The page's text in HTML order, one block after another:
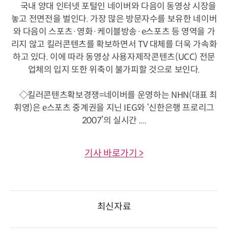
국내 양대 인터넷 포털인 네이버와 다음이 동영상 시장을
놓고 전면전을 벌인다. 가장 많은 방문자수를 보유한 네이버
와 다음이 스포츠·영화·케이블방송·e스포츠 등 영역을 가
리지 않고 킬러콘텐츠를 확보하면서 TV 대체를 더욱 가속화
하고 있다. 이에 따라 동영상 사용자제작콘텐츠(UCC) 전문
업체의 입지 또한 위축이 불가피할 것으로 보인다.
◇킬러콘텐츠확보경쟁=네이버를 운영하는 NHN(대표 최
휘영)은 e스포츠 중계권을 지닌 IEG와 ‘신한은행 프로리그
2007’의 실시간 ....
기사 바로가기 >
최신자료